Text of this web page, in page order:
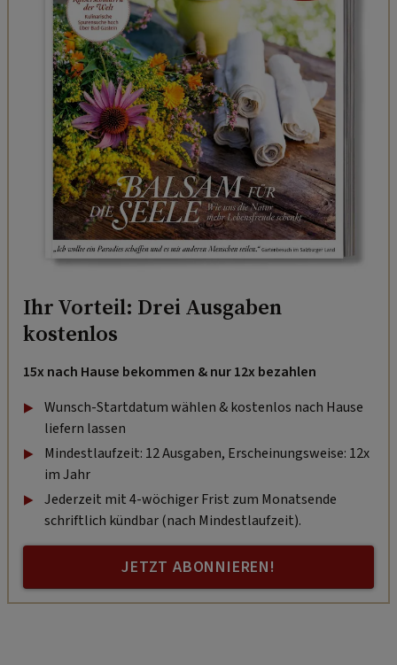
Ihr Vorteil: Drei Ausgaben
kostenlos
15x nach Hause bekommen & nur 12x bezahlen
Wunsch-Startdatum wählen & kostenlos nach Hause
liefern lassen
Mindestlaufzeit: 12 Ausgaben, Erscheinungsweise: 12x
im Jahr
Jederzeit mit 4-wöchiger Frist zum Monatsende
schriftlich kündbar (nach Mindestlaufzeit).
JETZT ABONNIEREN!